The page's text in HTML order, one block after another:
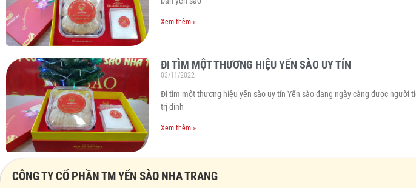
Xem thêm »
ĐI TÌM MỘT THƯƠNG HIỆU YẾN SÀO UY TÍN
03/11/2022
Đi tìm một thương hiệu yến sào uy tín Yến sào đang ngày càng được người
trị dinh
Xem thêm »
CÔNG TY CỔ PHẦN TM YẾN SÀO NHA TRANG